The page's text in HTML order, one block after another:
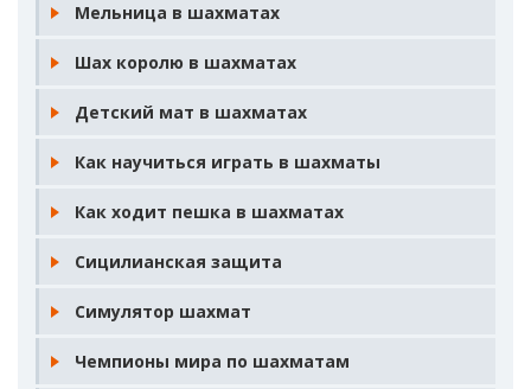
Мельница в шахматах
Шах королю в шахматах
Детский мат в шахматах
Как научиться играть в шахматы
Как ходит пешка в шахматах
Сицилианская защита
Симулятор шахмат
Чемпионы мира по шахматам